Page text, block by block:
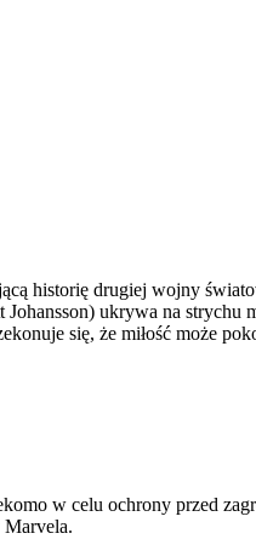
historię drugiej wojny
ukrywa na strychu
się, że miłość może
w celu ochrony przed
Marvela.